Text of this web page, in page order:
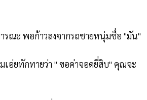
รณะ พอก้าวลงจากรถชายหนุ่มชื่อ "มัน"
เอ่ยทักทายว่า " ขอค่าจอดยี่สิบ" คุณจะ